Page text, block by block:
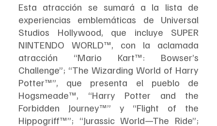
Esta atracción se sumará a la lista de
experiencias emblemáticas de Universal
Studios Hollywood, que incluye SUPER
NINTENDO WORLD™, con la aclamada
atracción “Mario Kart™: Bowser’s
Challenge”; “The Wizarding World of Harry
Potter™”, que presenta el pueblo de
Hogsmeade™, “Harry Potter and the
Forbidden Journey™” y “Flight of the
Hippogriff™”; “Jurassic World—The Ride”;